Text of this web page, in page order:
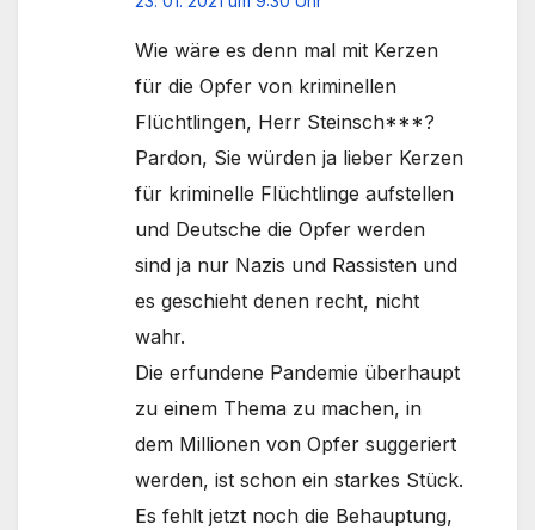
Wie wäre es denn mal mit Kerzen
für die Opfer von kriminellen
Flüchtlingen, Herr Steinsch***?
Pardon, Sie würden ja lieber Kerzen
für kriminelle Flüchtlinge aufstellen
und Deutsche die Opfer werden
sind ja nur Nazis und Rassisten und
es geschieht denen recht, nicht
wahr.
Die erfundene Pandemie überhaupt
zu einem Thema zu machen, in
dem Millionen von Opfer suggeriert
werden, ist schon ein starkes Stück.
Es fehlt jetzt noch die Behauptung,